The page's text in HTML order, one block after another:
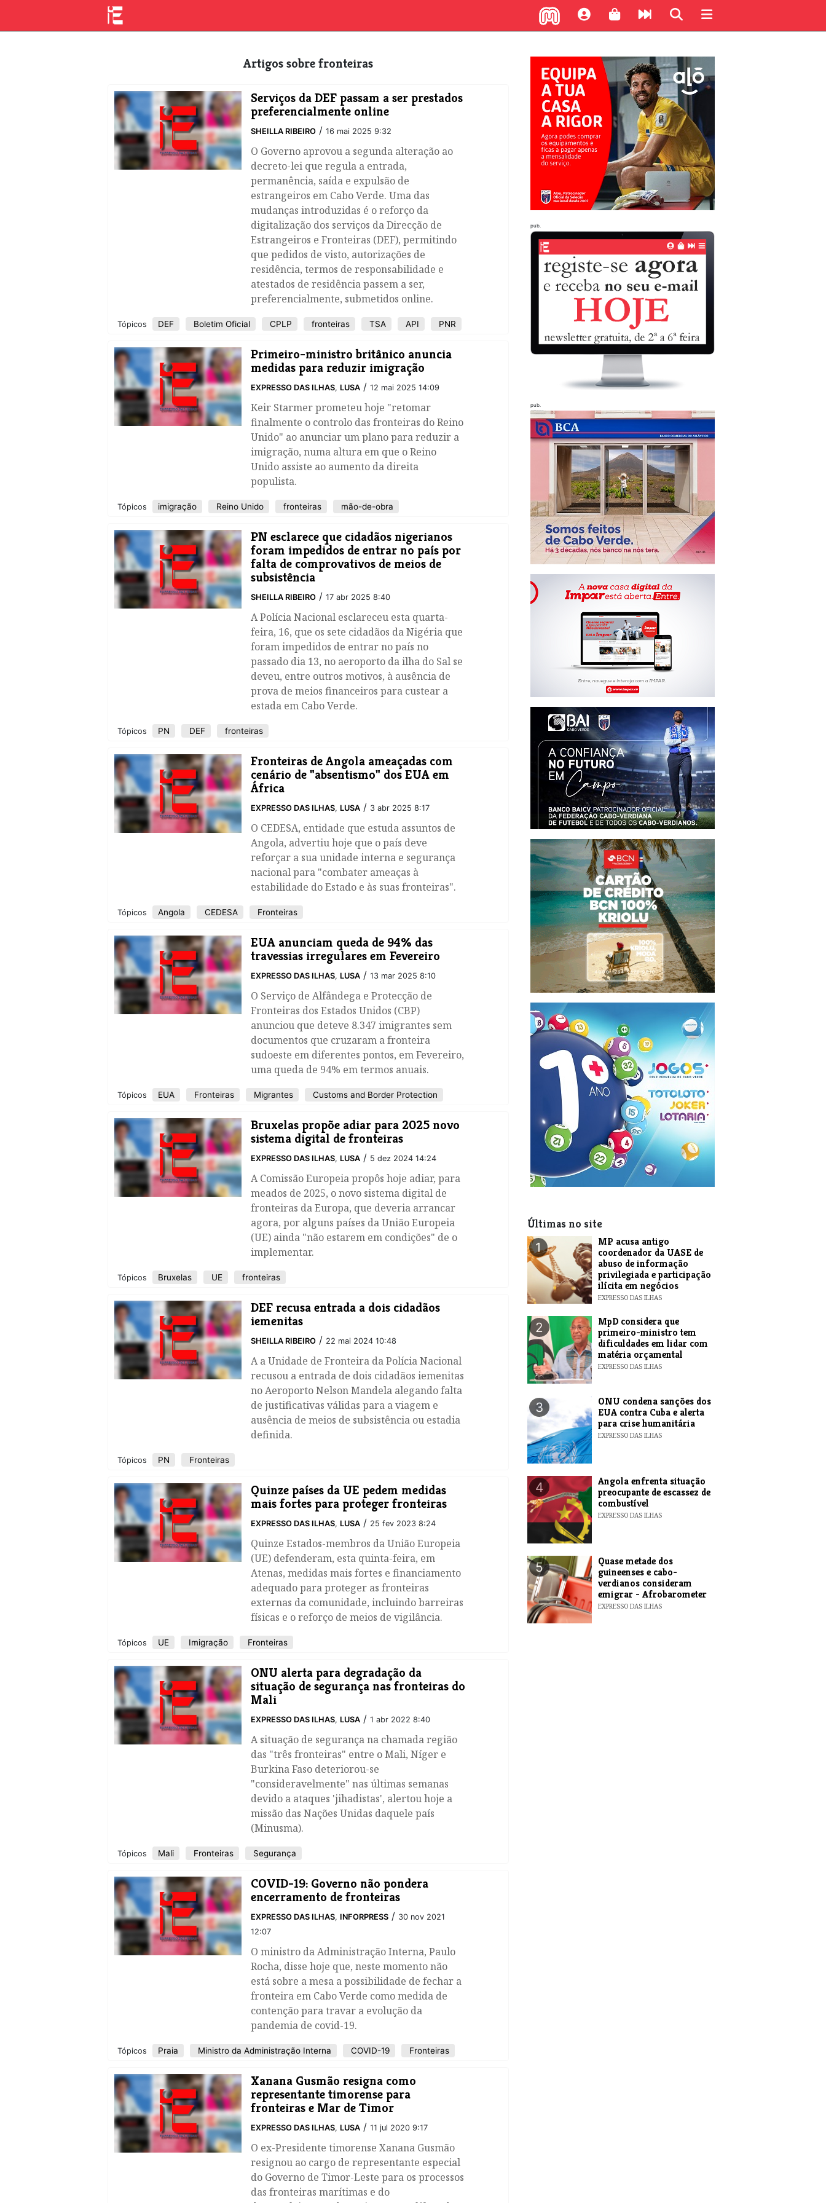
Artigos sobre fronteiras
Serviços da DEF passam a ser prestados
preferencialmente online
SHEILLA RIBEIRO / 16 mai 2025 9:32
O Governo aprovou a segunda alteração ao
decreto-lei que regula a entrada,
permanência, saída e expulsão de
estrangeiros em Cabo Verde. Uma das
mudanças introduzidas é o reforço da
digitalização dos serviços da Direcção de
Estrangeiros e Fronteiras (DEF), permitindo
que pedidos de visto, autorizações de
residência, termos de responsabilidade e
atestados de residência passem a ser,
preferencialmente, submetidos online.
Tópicos DEF Boletim Oficial CPLP fronteiras TSA API PNR
Primeiro-ministro britânico anuncia
medidas para reduzir imigração
EXPRESSO DAS ILHAS, LUSA / 12 mai 2025 14:09
Keir Starmer prometeu hoje "retomar
finalmente o controlo das fronteiras do Reino
Unido" ao anunciar um plano para reduzir a
imigração, numa altura em que o Reino
Unido assiste ao aumento da direita
populista.
Tópicos imigração Reino Unido fronteiras mão-de-obra
PN esclarece que cidadãos nigerianos
foram impedidos de entrar no país por
falta de comprovativos de meios de
subsistência
SHEILLA RIBEIRO / 17 abr 2025 8:40
A Polícia Nacional esclareceu esta quarta-
feira, 16, que os sete cidadãos da Nigéria que
foram impedidos de entrar no país no
passado dia 13, no aeroporto da ilha do Sal se
deveu, entre outros motivos, à ausência de
prova de meios financeiros para custear a
estada em Cabo Verde.
Tópicos PN DEF fronteiras
Fronteiras de Angola ameaçadas com
cenário de "absentismo" dos EUA em
África
EXPRESSO DAS ILHAS, LUSA / 3 abr 2025 8:17
O CEDESA, entidade que estuda assuntos de
Angola, advertiu hoje que o país deve
reforçar a sua unidade interna e segurança
nacional para "combater ameaças à
estabilidade do Estado e às suas fronteiras".
Tópicos Angola CEDESA Fronteiras
EUA anunciam queda de 94% das
travessias irregulares em Fevereiro
EXPRESSO DAS ILHAS, LUSA / 13 mar 2025 8:10
O Serviço de Alfândega e Protecção de
Fronteiras dos Estados Unidos (CBP)
anunciou que deteve 8.347 imigrantes sem
documentos que cruzaram a fronteira
sudoeste em diferentes pontos, em Fevereiro,
uma queda de 94% em termos anuais.
Tópicos EUA Fronteiras Migrantes Customs and Border Protection
Bruxelas propõe adiar para 2025 novo
sistema digital de fronteiras
EXPRESSO DAS ILHAS, LUSA / 5 dez 2024 14:24
A Comissão Europeia propôs hoje adiar, para
meados de 2025, o novo sistema digital de
fronteiras da Europa, que deveria arrancar
agora, por alguns países da União Europeia
(UE) ainda "não estarem em condições" de o
implementar.
Tópicos Bruxelas UE fronteiras
DEF recusa entrada a dois cidadãos
iemenitas
SHEILLA RIBEIRO / 22 mai 2024 10:48
A a Unidade de Fronteira da Polícia Nacional
recusou a entrada de dois cidadãos iemenitas
no Aeroporto Nelson Mandela alegando falta
de justificativas válidas para a viagem e
ausência de meios de subsistência ou estadia
definida.
Tópicos PN Fronteiras
Quinze países da UE pedem medidas
mais fortes para proteger fronteiras
EXPRESSO DAS ILHAS, LUSA / 25 fev 2023 8:24
Quinze Estados-membros da União Europeia
(UE) defenderam, esta quinta-feira, em
Atenas, medidas mais fortes e financiamento
adequado para proteger as fronteiras
externas da comunidade, incluindo barreiras
físicas e o reforço de meios de vigilância.
Tópicos UE Imigração Fronteiras
ONU alerta para degradação da
situação de segurança nas fronteiras do
Mali
EXPRESSO DAS ILHAS, LUSA / 1 abr 2022 8:40
A situação de segurança na chamada região
das "três fronteiras" entre o Mali, Níger e
Burkina Faso deteriorou-se
"consideravelmente" nas últimas semanas
devido a ataques 'jihadistas', alertou hoje a
missão das Nações Unidas daquele país
(Minusma).
Tópicos Mali Fronteiras Segurança
COVID-19: Governo não pondera
encerramento de fronteiras
EXPRESSO DAS ILHAS, INFORPRESS / 30 nov 2021
12:07
O ministro da Administração Interna, Paulo
Rocha, disse hoje que, neste momento não
está sobre a mesa a possibilidade de fechar a
fronteira em Cabo Verde como medida de
contenção para travar a evolução da
pandemia de covid-19.
Tópicos Praia Ministro da Administração Interna COVID-19 Fronteiras
Xanana Gusmão resigna como
representante timorense para
fronteiras e Mar de Timor
EXPRESSO DAS ILHAS, LUSA / 11 jul 2020 9:17
​O ex-Presidente timorense Xanana Gusmão
resignou ao cargo de representante especial
do Governo de Timor-Leste para os processos
das fronteiras marítimas e do
pub.
pub.
Últimas no site
1
MP acusa antigo
coordenador da UASE de
abuso de informação
privilegiada e participação
ilícita em negócios
EXPRESSO DAS ILHAS
2
MpD considera que
primeiro-ministro tem
dificuldades em lidar com
matéria orçamental
EXPRESSO DAS ILHAS
3
ONU condena sanções dos
EUA contra Cuba e alerta
para crise humanitária
EXPRESSO DAS ILHAS
4
Angola enfrenta situação
preocupante de escassez de
combustível
EXPRESSO DAS ILHAS
5
Quase metade dos
guineenses e cabo-
verdianos consideram
emigrar - Afrobarometer
EXPRESSO DAS ILHAS